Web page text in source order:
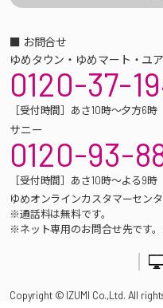
■ お問合せ
ゆめタウン・ゆめマート・ユ
0120-37-
［受付時間］あさ10時～夕方6時
サニー
0120-93-
［受付時間］あさ10時～よる9時
ゆめオンラインカスタマーセン
※通話料は無料です。
※ネット専用のお問合せ先です
Copyright © IZUMI Co.,Ltd. All